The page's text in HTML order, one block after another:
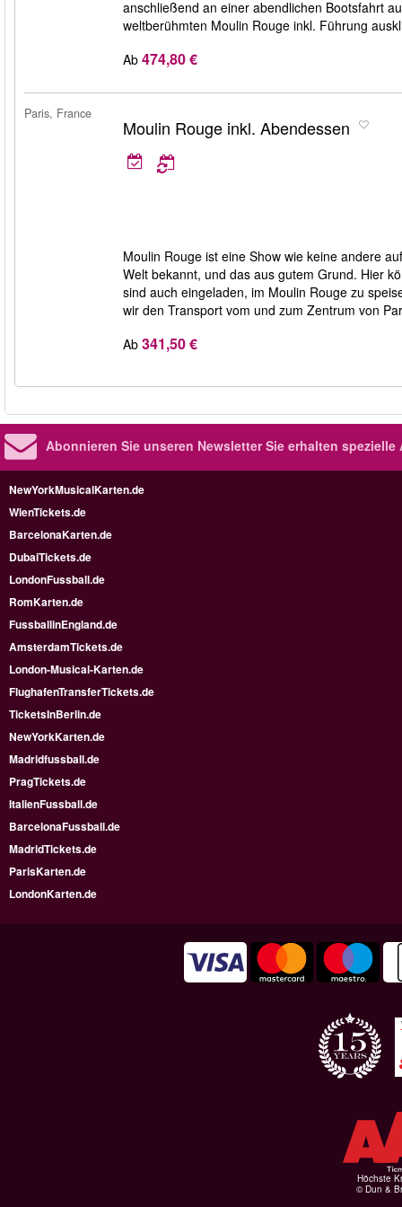
anschließend an einer abendlichen Bootsfahrt
weltberühmten Moulin Rouge inkl. Führung
Ab 474,80 €
Paris, France
Moulin Rouge inkl. Abendessen
Moulin Rouge ist eine Show wie keine andere
Welt bekannt, und das aus gutem Grund. Hier
sind auch eingeladen, im Moulin Rouge zu
wir den Transport vom und zum Zentrum von
Ab 341,50 €
Abonnieren Sie unseren NewsletterSie erhalten spezielle
NewYorkMusicalKarten.de
WienTickets.de
BarcelonaKarten.de
DubaiTickets.de
LondonFussball.de
RomKarten.de
FussballinEngland.de
AmsterdamTickets.de
London-Musical-Karten.de
FlughafenTransferTickets.de
TicketsInBerlin.de
NewYorkKarten.de
Madridfussball.de
PragTickets.de
ItalienFussball.de
BarcelonaFussball.de
MadridTickets.de
ParisKarten.de
LondonKarten.de
Höchste
© Dun &